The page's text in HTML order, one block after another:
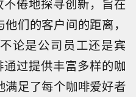
倦地探寻创新，旨在
们的客户间的距离，
论是公司员工还是宾
过提供丰富多样的咖
足了每个咖啡爱好者